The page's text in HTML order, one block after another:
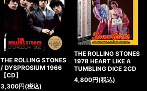
THE ROLLING STONES
/ DYSPROSIUM 1966
【CD】
3,300円(税込)
THE ROLLING STONES
1978 HEART LIKE A
TUMBLING DICE 2CD
4,800円(税込)